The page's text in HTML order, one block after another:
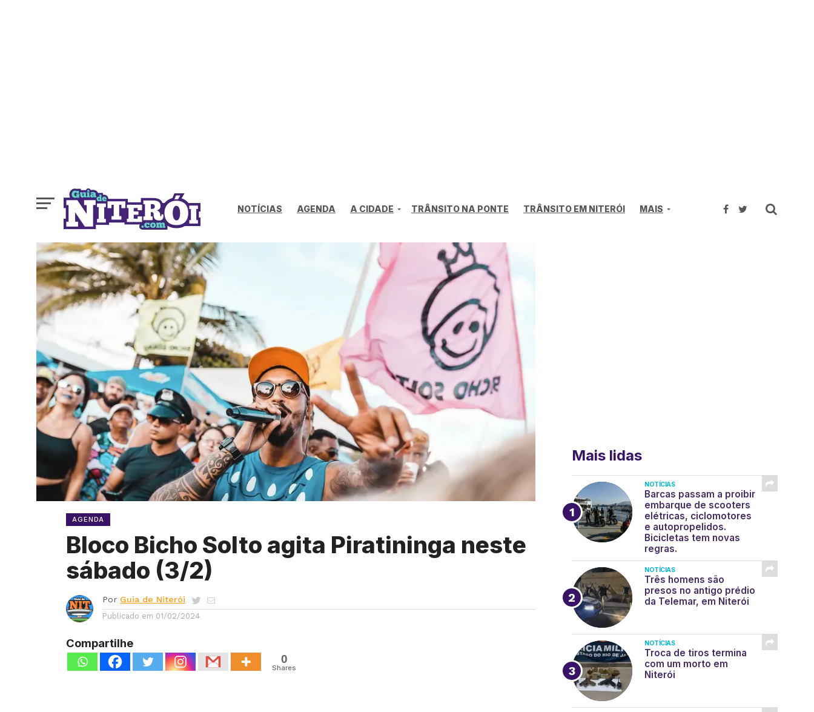
NOTÍCIAS AGENDA A CIDADE TRÂNSITO NA PONTE TRÂNSITO EM NITERÓI MAIS
AGENDA
Bloco Bicho Solto agita Piratininga neste
sábado (3/2)
Por Guia de Niterói
Publicado em 01/02/2024
Compartilhe
0
Shares
Mais lidas
NOTÍCIAS
Barcas passam a proibir
embarque de scooters
elétricas, ciclomotores
e autopropelidos.
Bicicletas tem novas
regras.
NOTÍCIAS
Três homens são
presos no antigo prédio
da Telemar, em Niterói
NOTÍCIAS
Troca de tiros termina
com um morto em
Niterói